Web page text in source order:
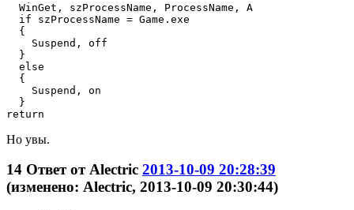
  WinGet, szProcessName, ProcessName, A
  if szProcessName = Game.exe
  {
    Suspend, off
  }
  else
  {
    Suspend, on
  }
return
Но увы.
14 Ответ отAlectric 2013-10-09 20:28:39
(изменено: Alectric, 2013-10-09 20:30:44)